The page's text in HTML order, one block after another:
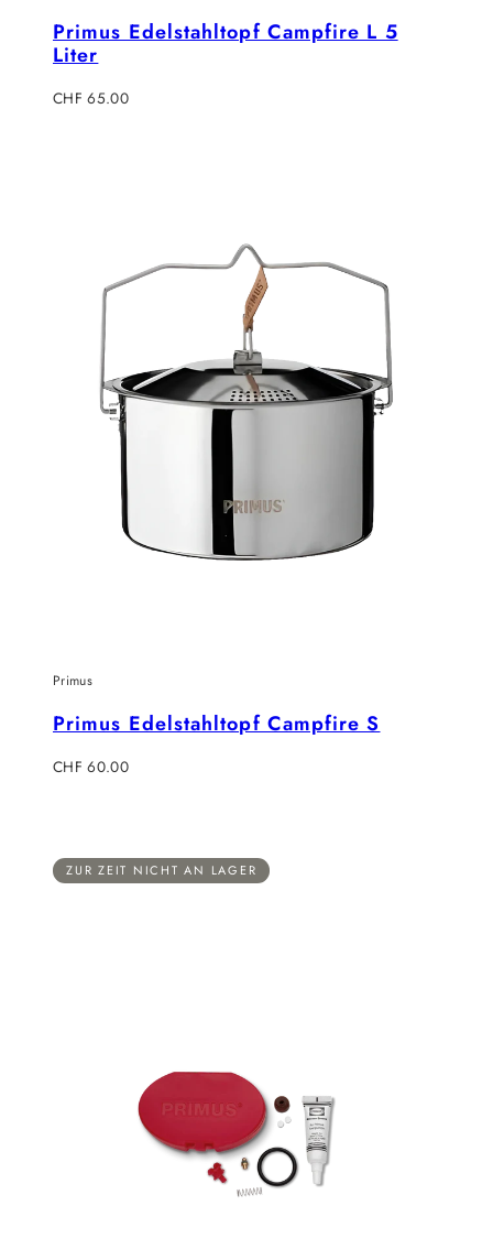
Primus Edelstahltopf Campfire L 5
Liter
Regulärer
CHF 65.00
Primus
Primus Edelstahltopf Campfire S
Regulärer
CHF 60.00
ZUR ZEIT NICHT AN LAGER